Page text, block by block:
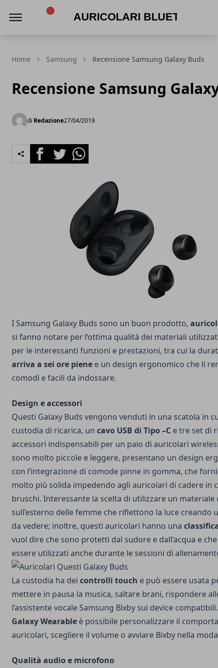
Home Samsung Recensione Samsung Galaxy Buds
Recensione Samsung
di Redazione27/04/2019
FacebookTwitterWhatsapp
I Samsung Galaxy Buds sono un buon prodotto,
si fanno notare per l’ottima qualità dei materiali
per le interessanti funzioni e prestazioni, tra cui la
arriva a sei ore piene e un design ergonomico che li
comodi e facili da indossare.
Design e accessori
Questi Galaxy Buds vengono venduti in una scatola in
custodia di ricarica, un cavo USB di Tipo –C e tre set di
accessori indispensabili per un paio di auricolari
sono molto piccole e leggere, presentano un design
con l’integrazione di comode pinne in gomma, che
molto più solida impedendo agli auricolari di cadere in
bruschi. Interessante la scelta di utilizzare un materiale
sull’esterno delle femme che riflettono la luce creando
da vedere; inoltre, questi auricolari hanno una
vuol dire che sono protetti dal sudore e dall’acqua e
essere utilizzati anche durante le sessioni di
La custodia ha dei controlli touch e può essere usata
mettere in pausa la musica, saltare brani, rispondere
l’assistente vocale Samsung Bixby sui device
Galaxy Wearable è possibile personalizzare il
auricolari, scegliere il volume o avviare Bixby nella
Qualità audio e microfono